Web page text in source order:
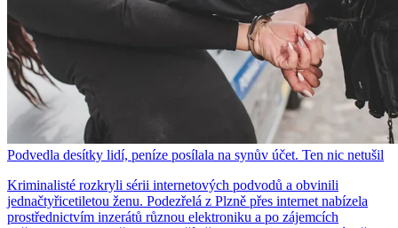
Podvedla desítky lidí, peníze posílala na synův účet. Ten nic netušil
Kriminalisté rozkryli sérii internetových podvodů a obvinili
jednačtyřicetiletou ženu. Podezřelá z Plzně přes internet nabízela
prostřednictvím inzerátů různou elektroniku a po zájemcích